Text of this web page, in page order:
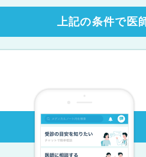
上記の条件で医